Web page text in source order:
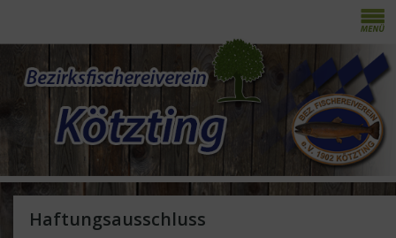
Haftungsausschluss